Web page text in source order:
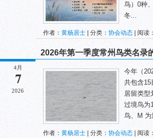
鸟）0种
冬...
作者： 黄杨居士 | 分类： 协会动态 | 阅读
4月
7
2026
2026年第一季度常州鸟类名录
今年（
共包含15
居留类型
过境鸟为
鸟、M
作者： 黄杨居士 | 分类： 协会动态 | 阅读